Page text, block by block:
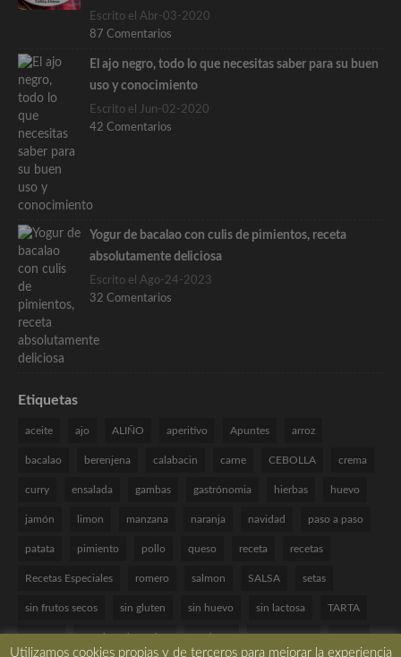
Escrito el Abr-03-2020
87 Comentarios
El ajo negro, todo lo que necesitas saber para su buen
uso y conocimiento
Escrito el Jun-02-2020
42 Comentarios
Yogur de bacalao con culis de pimientos, receta
absolutamente deliciosa
Escrito el Ago-24-2023
32 Comentarios
Etiquetas
aceite ajo ALIÑO aperitivo Apuntes arroz
bacalao berenjena calabacin carne CEBOLLA crema
curry ensalada gambas gastrónomia hierbas huevo
jamón limon manzana naranja navidad paso a paso
patata pimiento pollo queso receta recetas
Recetas Especiales romero salmon SALSA setas
sin frutos secos sin gluten sin huevo sin lactosa TARTA
tomate Técnicas de cocina verduras VINAGRETA yogur
Utilizamos cookies propias y de terceros para mejorar la experiencia